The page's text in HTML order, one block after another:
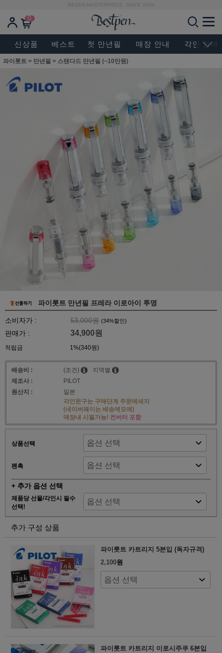
BESEN MASTERPIECE, SINCE 2004
0
신상품 베스트 첫 만년필 매장 안내 각인 안내
파이롯트 > 만년필 > 스탠다드 만년필 (~10만원)
파이롯트 만년필 프레라 이로아이 투명
소비자가 : 53,000원 (34%할인)
판매가 : 34,900원
적립금 1%(340원)
배송비 : (조건)
지역별
제조사 :
PILOT
원산지 :
일본
각인문구는 구매단계 주문메세지
(네이버페이는 배송메모에)
매장내 시필가능! 컨버터 포함
상품선택
펜촉
+ 추가 옵션 선택
제품당 선물/각인시 필수
선택!
추가 구성 상품
파이롯트 카트리지 5본입 (독자규격)
2,100원
파이롯트 카트리지 이로시주쿠 6본입